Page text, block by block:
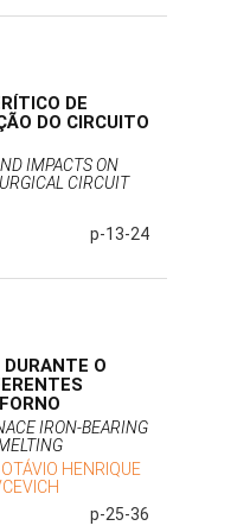
DE
DO CIRCUITO
IMPACTS ON
CIRCUIT
p-13-24
O
IRON-BEARING
HENRIQUE
p-25-36